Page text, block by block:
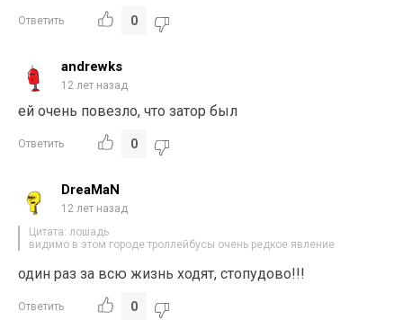
Ответить 0
andrewks
12 лет назад
ей очень повезло, что затор был
Ответить 0
DreaMaN
12 лет назад
Цитата: лошадь
видимо в этом городе троллейбусы очень редкое явление
один раз за всю жизнь ходят, стопудово!!!
Ответить 0